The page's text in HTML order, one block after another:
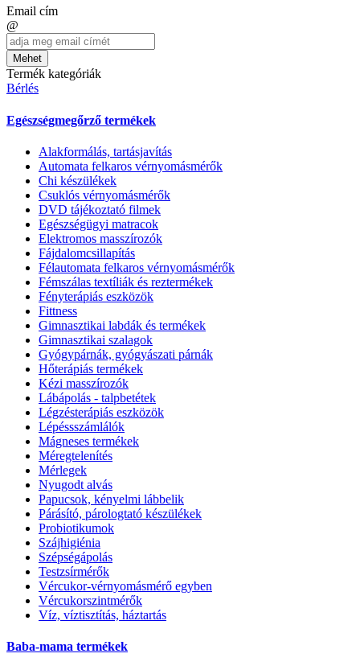
Email cím
@
Mehet
Termék kategóriák
Bérlés
Egészségmegőrző termékek
Alakformálás, tartásjavítás
Automata felkaros vérnyomásmérők
Chi készülékek
Csuklós vérnyomásmérők
DVD tájékoztató filmek
Egészségügyi matracok
Elektromos masszírozók
Fájdalomcsillapítás
Félautomata felkaros vérnyomásmérők
Fémszálas textíliák és reztermékek
Fényterápiás eszközök
Fittness
Gimnasztikai labdák és termékek
Gimnasztikai szalagok
Gyógypárnák, gyógyászati párnák
Hőterápiás termékek
Kézi masszírozók
Lábápolás - talpbetétek
Légzésterápiás eszközök
Lépéssszámlálók
Mágneses termékek
Méregtelenítés
Mérlegek
Nyugodt alvás
Papucsok, kényelmi lábbelik
Párásító, párologtató készülékek
Probiotikumok
Szájhigiénia
Szépségápolás
Testzsírmérők
Vércukor-vérnyomásmérő egyben
Vércukorszintmérők
Víz, víztisztítás, háztartás
Baba-mama termékek